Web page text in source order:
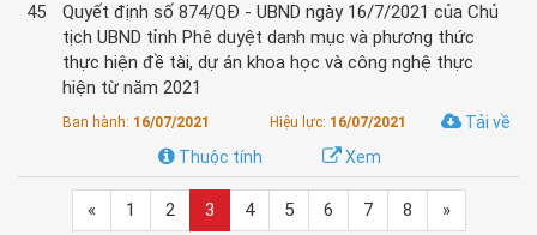
45
Quyết định số 874/QĐ - UBND ngày 16/7/2021 của Chủ
tịch UBND tỉnh Phê duyệt danh mục và phương thức
thực hiện đề tài, dự án khoa học và công nghệ thực
hiện từ năm 2021
Ban hành: 16/07/2021 Hiệu lực: 16/07/2021
Tải về
Xem
Thuộc tính
« 1 2 3 4 5 6 7 8 »